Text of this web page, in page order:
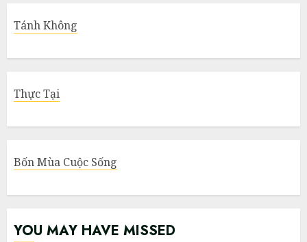
Tánh Không
Thực Tại
Bốn Mùa Cuộc Sống
YOU MAY HAVE MISSED